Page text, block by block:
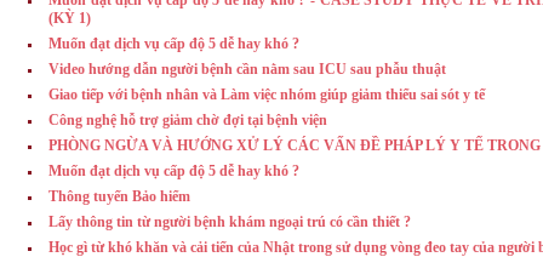
(KỲ 1)
Muốn đạt dịch vụ cấp độ 5 dễ hay khó ?
Video hướng dẫn người bệnh cần nằm sau ICU sau phẫu thuật
Giao tiếp với bệnh nhân và Làm việc nhóm giúp giảm thiểu sai sót y tế
Công nghệ hỗ trợ giảm chờ đợi tại bệnh viện
PHÒNG NGỪA VÀ HƯỚNG XỬ LÝ CÁC VẤN ĐỀ PHÁP LÝ Y TẾ
Muốn đạt dịch vụ cấp độ 5 dễ hay khó ?
Thông tuyến Bảo hiểm
Lấy thông tin từ người bệnh khám ngoại trú có cần thiết ?
Học gì từ khó khăn và cải tiến của Nhật trong sử dụng vòng đeo tay của người